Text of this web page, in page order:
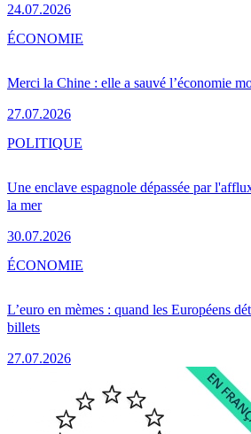
24.07.2026
Merci la Chine : elle a sauvé l’économie
27.07.2026
ÉCONOMIE
Une enclave espagnole dépassée par
la mer
30.07.2026
POLITIQUE
L’euro en mèmes : quand les Européens
billets
27.07.2026
ÉCONOMIE